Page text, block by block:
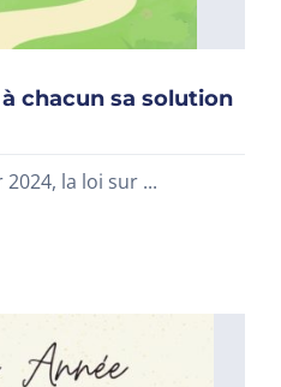
chacun sa solution
la loi sur ...